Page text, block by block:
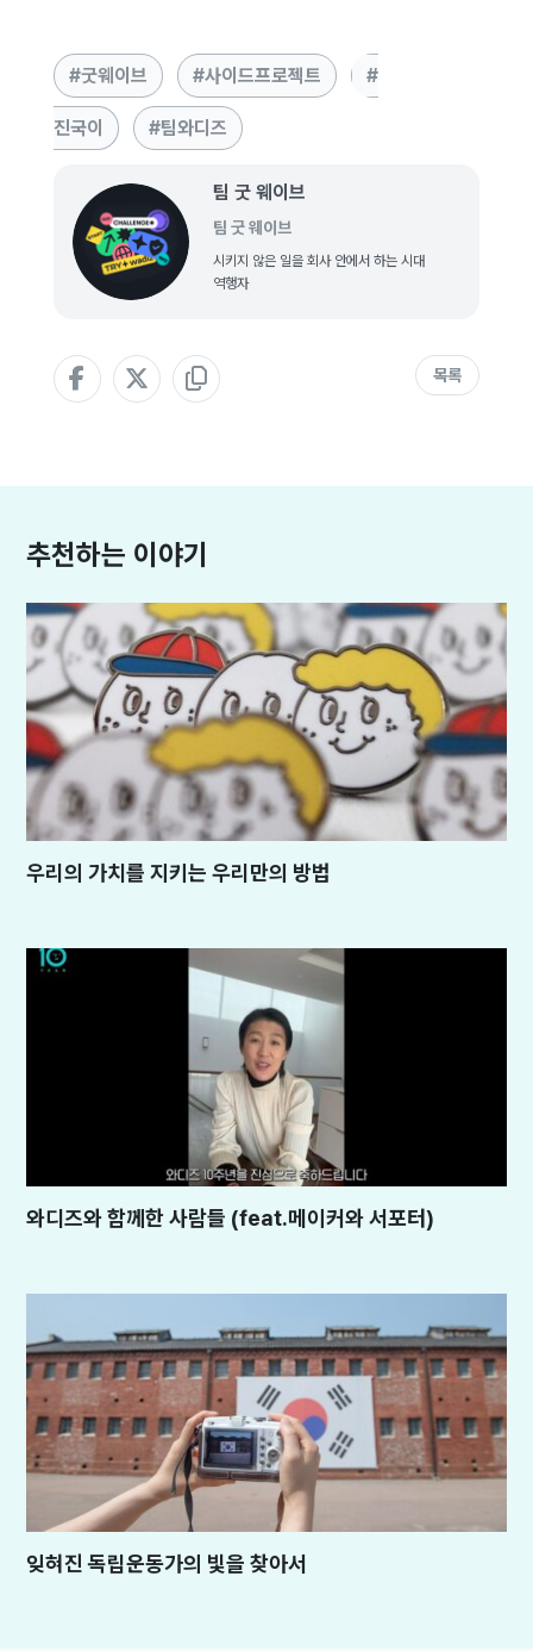
굿웨이브 사이드프로젝트
진국이 팀와디즈
팀 굿 웨이브
팀 굿 웨이브
시키지 않은 일을 회사 안에서 하는 시대
역행자
목록
추천하는 이야기
우리의 가치를 지키는 우리만의 방법
와디즈와 함께한 사람들 (feat.메이커와 서포터)
잊혀진 독립운동가의 빛을 찾아서